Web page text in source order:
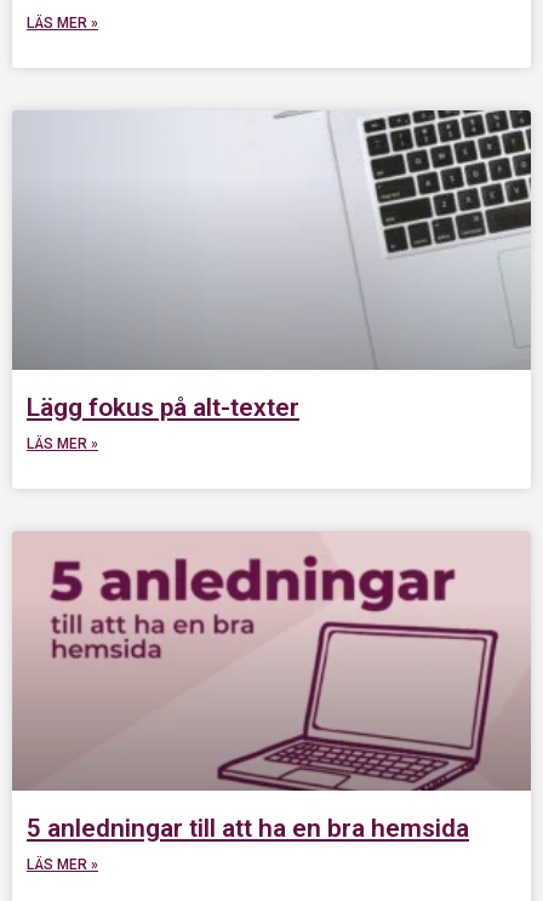
LÄS MER »
Lägg fokus på alt-texter
LÄS MER »
5 anledningar till att ha en bra hemsida
LÄS MER »